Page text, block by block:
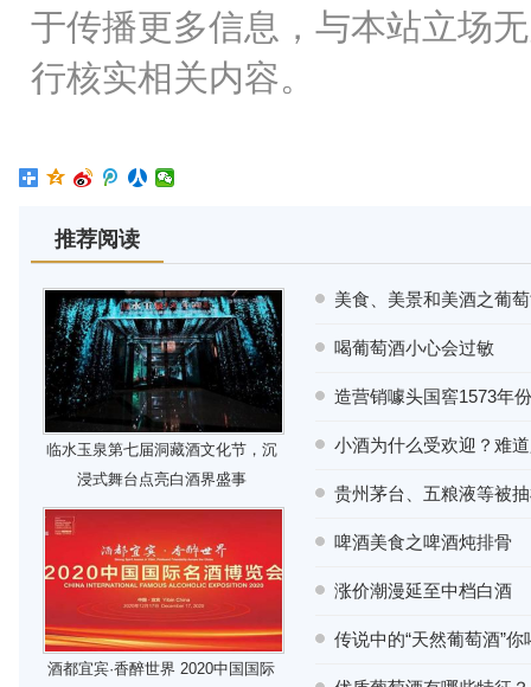
于传播更多信息，与本站立场
行核实相关内容。
推荐阅读
临水玉泉第七届洞藏酒文化节，沉
浸式舞台点亮白酒界盛事
酒都宜宾·香醉世界 2020中国国际
美食、美景和美酒之葡
喝葡萄酒小心会过敏
造营销噱头国窖1573年
小酒为什么受欢迎？难
贵州茅台、五粮液等被
啤酒美食之啤酒炖排骨
涨价潮漫延至中档白酒
传说中的“天然葡萄酒”你